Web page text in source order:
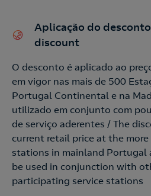
Contacte-nos
Contacte-nos para novas
o
Acepto la política de
Aplicação do
discount
O desconto é aplicado ao
em vigor nas mais de 500
Portugal Continental e na
utilizado em conjunto com
de serviço aderentes / The
current retail price at the
stations in mainland Portugal
be used in conjunction with
participating service stations